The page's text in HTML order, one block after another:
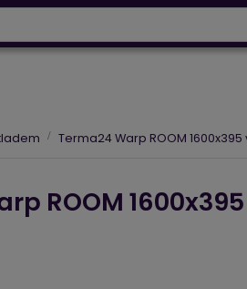
Terma24 Warp ROOM
ROOM